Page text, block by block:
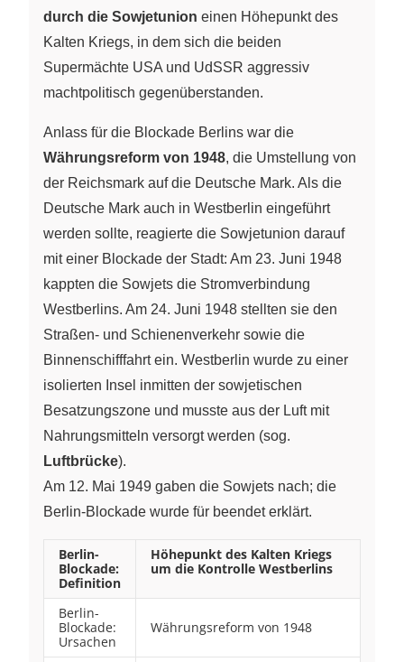
durch die Sowjetunion einen Höhepunkt des
Kalten Kriegs, in dem sich die beiden
Supermächte USA und UdSSR aggressiv
machtpolitisch gegenüberstanden.
Anlass für die Blockade Berlins war die
Währungsreform von 1948, die Umstellung von
der Reichsmark auf die Deutsche Mark. Als die
Deutsche Mark auch in Westberlin eingeführt
werden sollte, reagierte die Sowjetunion darauf
mit einer Blockade der Stadt: Am 23. Juni 1948
kappten die Sowjets die Stromverbindung
Westberlins. Am 24. Juni 1948 stellten sie den
Straßen- und Schienenverkehr sowie die
Binnenschifffahrt ein. Westberlin wurde zu einer
isolierten Insel inmitten der sowjetischen
Besatzungszone und musste aus der Luft mit
Nahrungsmitteln versorgt werden (sog.
Luftbrücke).
Am 12. Mai 1949 gaben die Sowjets nach; die
Berlin-Blockade wurde für beendet erklärt.
Berlin-
Blockade:
Definition
Höhepunkt des Kalten Kriegs
um die Kontrolle Westberlins
Berlin-
Blockade:
Ursachen
Währungsreform von 1948